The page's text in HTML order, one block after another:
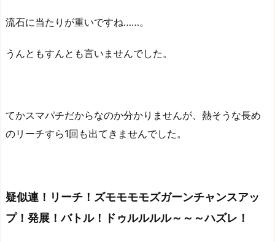
流石に当たりが重いですね……。
うんともすんとも言いませんでした。
てかスマパチだからなのか分かりませんが、熱そうな長め
のリーチすら1回も出てきませんでした。
疑似連！リーチ！ズモモモモズガーンチャンスアッ
プ！発展！バトル！ドゥルルルル～～～ハズレ！